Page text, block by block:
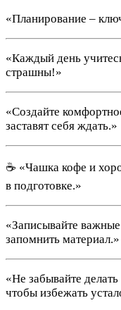
«Планирование –
«Каждый день
страшны!»
«Создайте
заставят себя ждать.»
☕️ «Чашка кофе и
в подготовке.»
«Записывайте
запомнить материал.»
«Не забывайте
чтобы избежать